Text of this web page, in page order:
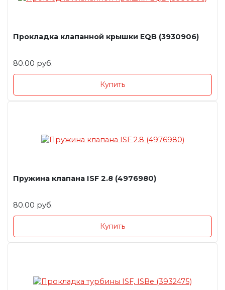
Прокладка клапанной крышки EQB (3930906)
80.00 руб.
Купить
Пружина клапана ISF 2.8 (4976980)
80.00 руб.
Купить